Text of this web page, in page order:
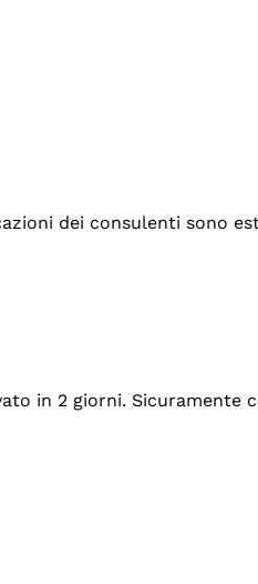
dei consulenti sono
in 2 giorni. Sicuramente